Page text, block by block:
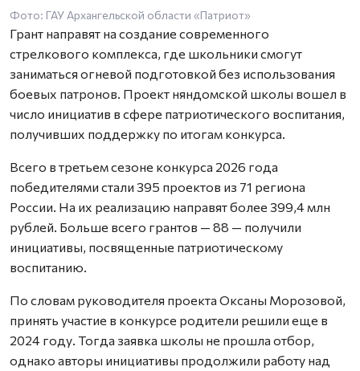
Фото: ГАУ Архангельской области «Патриот»
Грант направят на создание современного
стрелкового комплекса, где школьники смогут
заниматься огневой подготовкой без использования
боевых патронов. Проект няндомской школы вошел в
число инициатив в сфере патриотического воспитания,
получивших поддержку по итогам конкурса.
Всего в третьем сезоне конкурса 2026 года
победителями стали 395 проектов из 71 региона
России. На их реализацию направят более 399,4 млн
рублей. Больше всего грантов — 88 — получили
инициативы, посвященные патриотическому
воспитанию.
По словам руководителя проекта Оксаны Морозовой,
принять участие в конкурсе родители решили еще в
2024 году. Тогда заявка школы не прошла отбор,
однако авторы инициативы продолжили работу над